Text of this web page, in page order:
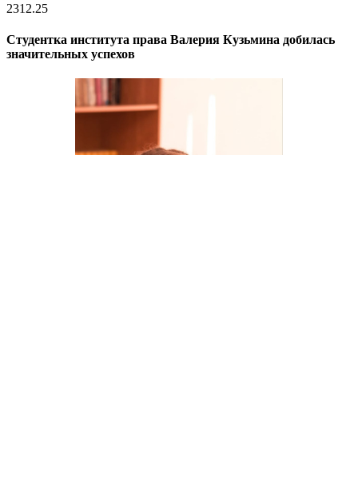
2312.25
Студентка института права Валерия Кузьмина добилась
значительных успехов